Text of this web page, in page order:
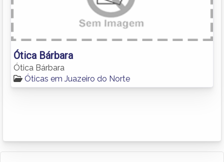
Ótica Bárbara
Ótica Bárbara
Óticas em Juazeiro do Norte